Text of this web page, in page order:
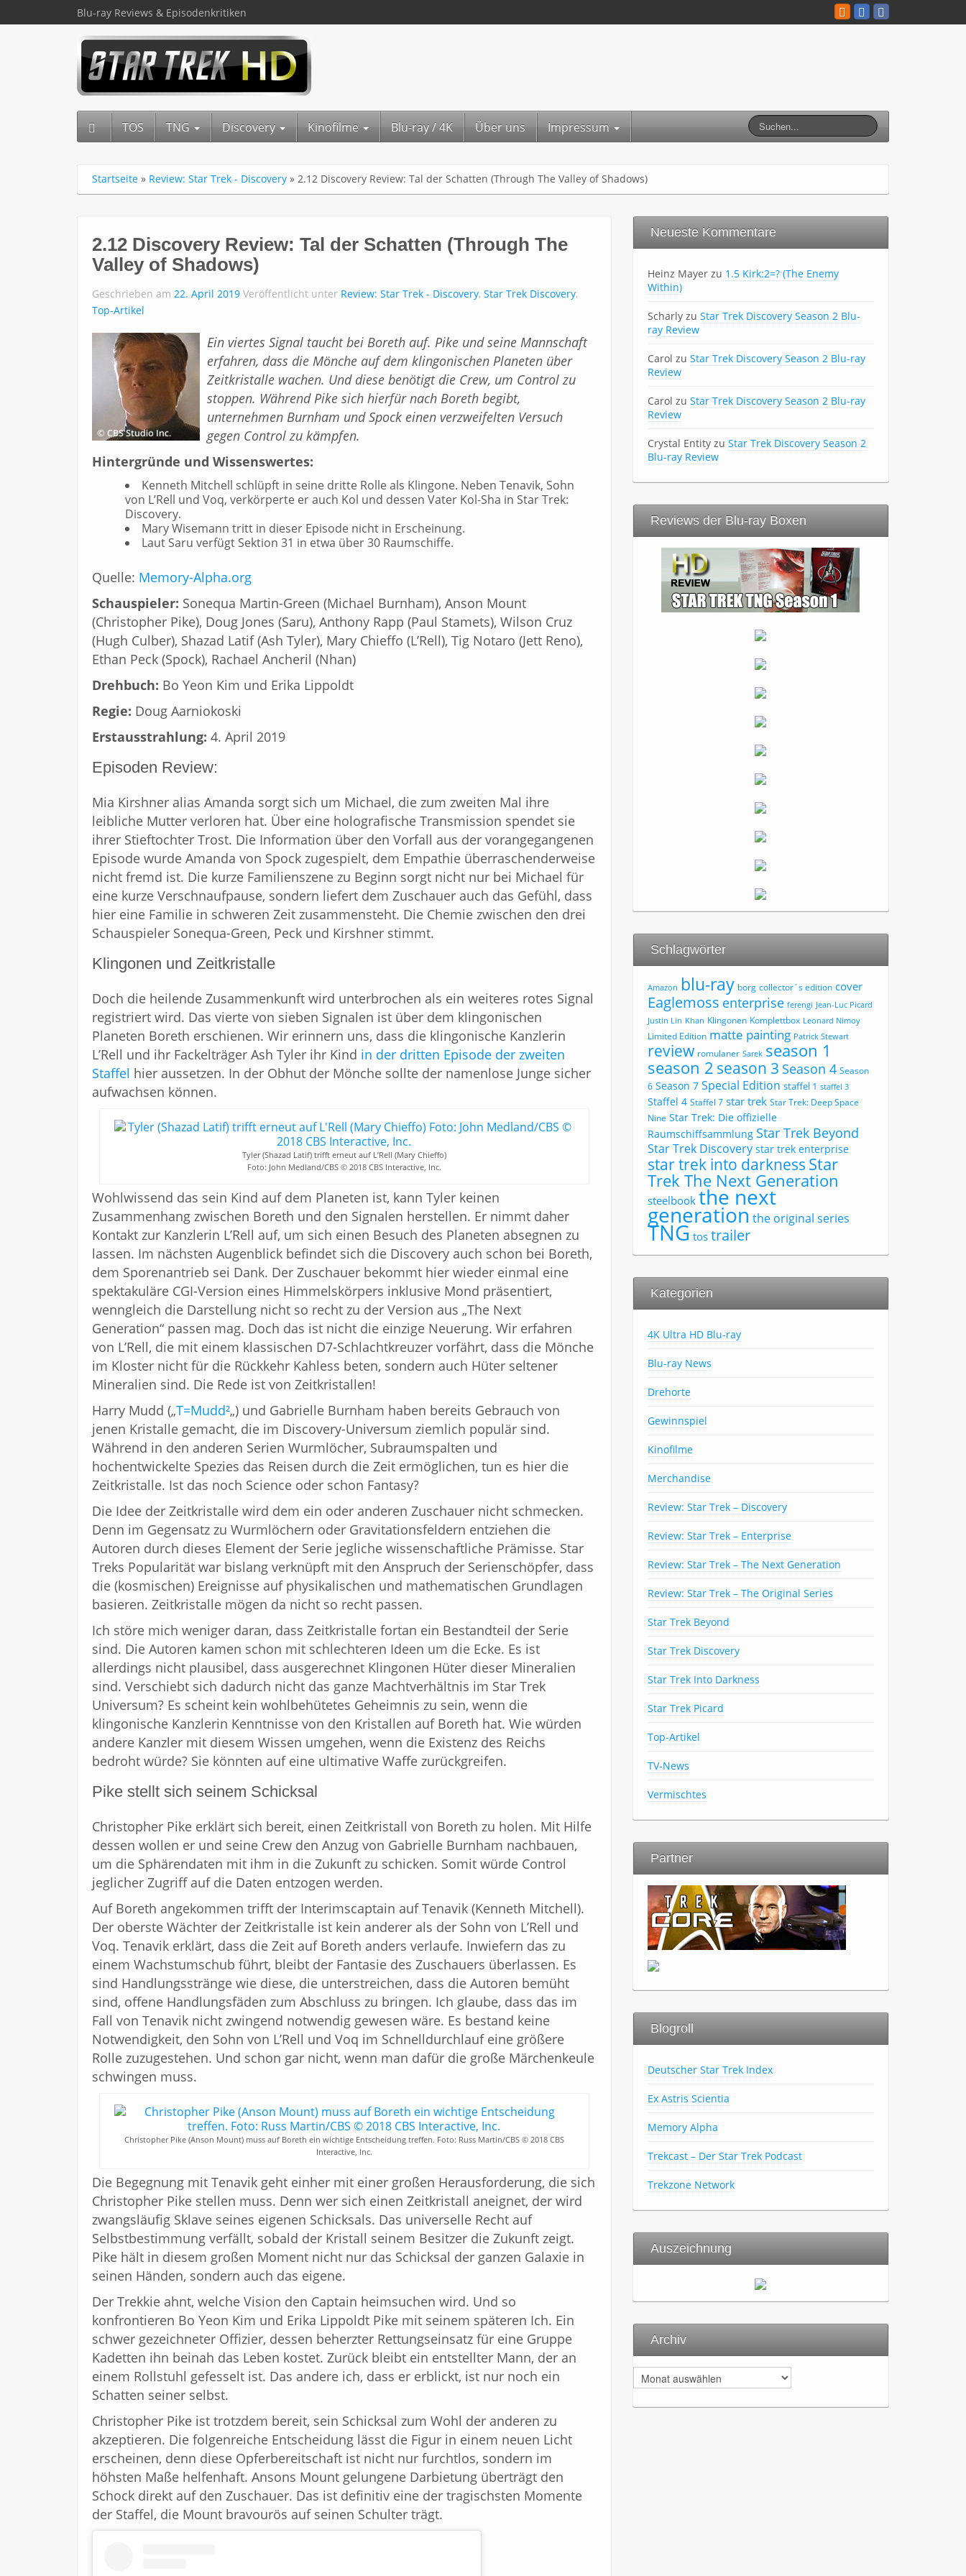
Blu-ray Reviews & Episodenkritiken
TOS TNG Discovery Kinofilme Blu-ray / 4K Über uns Impressum
Startseite » Review: Star Trek - Discovery » 2.12 Discovery Review: Tal der Schatten (Through The Valley of Shadows)
2.12 Discovery Review: Tal der Schatten (Through The
Valley of Shadows)
Geschrieben am 22. April 2019 Veröffentlicht unter Review: Star Trek - Discovery, Star Trek Discovery,
Top-Artikel
Ein viertes Signal taucht bei Boreth auf. Pike und seine Mannschaft
erfahren, dass die Mönche auf dem klingonischen Planeten über
Zeitkristalle wachen. Und diese benötigt die Crew, um Control zu
stoppen. Während Pike sich hierfür nach Boreth begibt,
unternehmen Burnham und Spock einen verzweifelten Versuch
gegen Control zu kämpfen.
Hintergründe und Wissenswertes:
Kenneth Mitchell schlüpft in seine dritte Rolle als Klingone. Neben Tenavik, Sohn
von L’Rell und Voq, verkörperte er auch Kol und dessen Vater Kol-Sha in Star Trek:
Discovery.
Mary Wisemann tritt in dieser Episode nicht in Erscheinung.
Laut Saru verfügt Sektion 31 in etwa über 30 Raumschiffe.
Quelle: Memory-Alpha.org
Schauspieler: Sonequa Martin-Green (Michael Burnham), Anson Mount
(Christopher Pike), Doug Jones (Saru), Anthony Rapp (Paul Stamets), Wilson Cruz
(Hugh Culber), Shazad Latif (Ash Tyler), Mary Chieffo (L’Rell), Tig Notaro (Jett Reno),
Ethan Peck (Spock), Rachael Ancheril (Nhan)
Drehbuch: Bo Yeon Kim und Erika Lippoldt
Regie: Doug Aarniokoski
Erstausstrahlung: 4. April 2019
Episoden Review:
Mia Kirshner alias Amanda sorgt sich um Michael, die zum zweiten Mal ihre
leibliche Mutter verloren hat. Über eine holografische Transmission spendet sie
ihrer Stieftochter Trost. Die Information über den Vorfall aus der vorangegangenen
Episode wurde Amanda von Spock zugespielt, dem Empathie überraschenderweise
nicht fremd ist. Die kurze Familienszene zu Beginn sorgt nicht nur bei Michael für
eine kurze Verschnaufpause, sondern liefert dem Zuschauer auch das Gefühl, dass
hier eine Familie in schweren Zeit zusammensteht. Die Chemie zwischen den drei
Schauspieler Sonequa-Green, Peck und Kirshner stimmt.
Klingonen und Zeitkristalle
Doch die heilende Zusammenkunft wird unterbrochen als ein weiteres rotes Signal
registriert wird. Das vierte von sieben Signalen ist über dem klingonischen
Planeten Boreth erschienen. Wir erinnern uns, dass die klingonische Kanzlerin
L’Rell und ihr Fackelträger Ash Tyler ihr Kind in der dritten Episode der zweiten
Staffel hier aussetzen. In der Obhut der Mönche sollte der namenlose Junge sicher
aufwachsen können.
Tyler (Shazad Latif) trifft erneut auf L’Rell (Mary Chieffo)
Foto: John Medland/CBS © 2018 CBS Interactive, Inc.
Wohlwissend das sein Kind auf dem Planeten ist, kann Tyler keinen
Zusammenhang zwischen Boreth und den Signalen herstellen. Er nimmt daher
Kontakt zur Kanzlerin L’Rell auf, um sich einen Besuch des Planeten absegnen zu
lassen. Im nächsten Augenblick befindet sich die Discovery auch schon bei Boreth,
dem Sporenantrieb sei Dank. Der Zuschauer bekommt hier wieder einmal eine
spektakuläre CGI-Version eines Himmelskörpers inklusive Mond präsentiert,
wenngleich die Darstellung nicht so recht zu der Version aus „The Next
Generation“ passen mag. Doch das ist nicht die einzige Neuerung. Wir erfahren
von L’Rell, die mit einem klassischen D7-Schlachtkreuzer vorfährt, dass die Mönche
im Kloster nicht für die Rückkehr Kahless beten, sondern auch Hüter seltener
Mineralien sind. Die Rede ist von Zeitkristallen!
Harry Mudd („T=Mudd²„) und Gabrielle Burnham haben bereits Gebrauch von
jenen Kristalle gemacht, die im Discovery-Universum ziemlich populär sind.
Während in den anderen Serien Wurmlöcher, Subraumspalten und
hochentwickelte Spezies das Reisen durch die Zeit ermöglichen, tun es hier die
Zeitkristalle. Ist das noch Science oder schon Fantasy?
Die Idee der Zeitkristalle wird dem ein oder anderen Zuschauer nicht schmecken.
Denn im Gegensatz zu Wurmlöchern oder Gravitationsfeldern entziehen die
Autoren durch dieses Element der Serie jegliche wissenschaftliche Prämisse. Star
Treks Popularität war bislang verknüpft mit den Anspruch der Serienschöpfer, dass
die (kosmischen) Ereignisse auf physikalischen und mathematischen Grundlagen
basieren. Zeitkristalle mögen da nicht so recht passen.
Ich störe mich weniger daran, dass Zeitkristalle fortan ein Bestandteil der Serie
sind. Die Autoren kamen schon mit schlechteren Ideen um die Ecke. Es ist
allerdings nicht plausibel, dass ausgerechnet Klingonen Hüter dieser Mineralien
sind. Verschiebt sich dadurch nicht das ganze Machtverhältnis im Star Trek
Universum? Es scheint kein wohlbehütetes Geheimnis zu sein, wenn die
klingonische Kanzlerin Kenntnisse von den Kristallen auf Boreth hat. Wie würden
andere Kanzler mit diesem Wissen umgehen, wenn die Existenz des Reichs
bedroht würde? Sie könnten auf eine ultimative Waffe zurückgreifen.
Pike stellt sich seinem Schicksal
Christopher Pike erklärt sich bereit, einen Zeitkristall von Boreth zu holen. Mit Hilfe
dessen wollen er und seine Crew den Anzug von Gabrielle Burnham nachbauen,
um die Sphärendaten mit ihm in die Zukunft zu schicken. Somit würde Control
jeglicher Zugriff auf die Daten entzogen werden.
Auf Boreth angekommen trifft der Interimscaptain auf Tenavik (Kenneth Mitchell).
Der oberste Wächter der Zeitkristalle ist kein anderer als der Sohn von L’Rell und
Voq. Tenavik erklärt, dass die Zeit auf Boreth anders verlaufe. Inwiefern das zu
einem Wachstumschub führt, bleibt der Fantasie des Zuschauers überlassen. Es
sind Handlungsstränge wie diese, die unterstreichen, dass die Autoren bemüht
sind, offene Handlungsfäden zum Abschluss zu bringen. Ich glaube, dass das im
Fall von Tenavik nicht zwingend notwendig gewesen wäre. Es bestand keine
Notwendigkeit, den Sohn von L’Rell und Voq im Schnelldurchlauf eine größere
Rolle zuzugestehen. Und schon gar nicht, wenn man dafür die große Märchenkeule
schwingen muss.
Christopher Pike (Anson Mount) muss auf Boreth ein wichtige Entscheidung treffen. Foto: Russ Martin/CBS © 2018 CBS
Interactive, Inc.
Die Begegnung mit Tenavik geht einher mit einer großen Herausforderung, die sich
Christopher Pike stellen muss. Denn wer sich einen Zeitkristall aneignet, der wird
zwangsläufig Sklave seines eigenen Schicksals. Das universelle Recht auf
Selbstbestimmung verfällt, sobald der Kristall seinem Besitzer die Zukunft zeigt.
Pike hält in diesem großen Moment nicht nur das Schicksal der ganzen Galaxie in
seinen Händen, sondern auch das eigene.
Der Trekkie ahnt, welche Vision den Captain heimsuchen wird. Und so
konfrontieren Bo Yeon Kim und Erika Lippoldt Pike mit seinem späteren Ich. Ein
schwer gezeichneter Offizier, dessen beherzter Rettungseinsatz für eine Gruppe
Kadetten ihn beinah das Leben kostet. Zurück bleibt ein entstellter Mann, der an
einem Rollstuhl gefesselt ist. Das andere ich, dass er erblickt, ist nur noch ein
Schatten seiner selbst.
Christopher Pike ist trotzdem bereit, sein Schicksal zum Wohl der anderen zu
akzeptieren. Die folgenreiche Entscheidung lässt die Figur in einem neuen Licht
erscheinen, denn diese Opferbereitschaft ist nicht nur furchtlos, sondern im
höhsten Maße helfenhaft. Ansons Mount gelungene Darbietung überträgt den
Schock direkt auf den Zuschauer. Das ist definitiv eine der tragischsten Momente
der Staffel, die Mount bravourös auf seinen Schulter trägt.
Neueste Kommentare
Heinz Mayerzu 1.5 Kirk:2=? (The Enemy
Within)
Scharlyzu Star Trek Discovery Season 2 Blu-
ray Review
Carol zu Star Trek Discovery Season 2 Blu-ray
Review
Carol zu Star Trek Discovery Season 2 Blu-ray
Review
Crystal Entityzu Star Trek Discovery Season 2
Blu-ray Review
Reviews der Blu-ray Boxen
Schlagwörter
Amazon blu-ray borg collector´s edition cover
Eaglemoss enterprise ferengi Jean-Luc Picard
Justin Lin Khan Klingonen Komplettbox Leonard Nimoy
Limited Edition matte painting Patrick Stewart
review romulaner Sarek season 1
season 2 season 3 Season 4 Season
6 Season 7 Special Edition staffel 1 staffel 3
Staffel 4 Staffel 7 star trek Star Trek: Deep Space
Nine Star Trek: Die offizielle
Raumschiffsammlung Star Trek Beyond
Star Trek Discovery star trek enterprise
star trek into darkness Star
Trek The Next Generation
steelbook the next
generation the original series
TNG tos trailer
Kategorien
4K Ultra HD Blu-ray
Blu-ray News
Drehorte
Gewinnspiel
Kinofilme
Merchandise
Review: Star Trek – Discovery
Review: Star Trek – Enterprise
Review: Star Trek – The Next Generation
Review: Star Trek – The Original Series
Star Trek Beyond
Star Trek Discovery
Star Trek Into Darkness
Star Trek Picard
Top-Artikel
TV-News
Vermischtes
Partner
Blogroll
Deutscher Star Trek Index
Ex Astris Scientia
Memory Alpha
Trekcast – Der Star Trek Podcast
Trekzone Network
Auszeichnung
Archiv
r
c